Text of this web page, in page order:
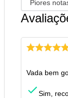
Piores
Vada bem
Sim,